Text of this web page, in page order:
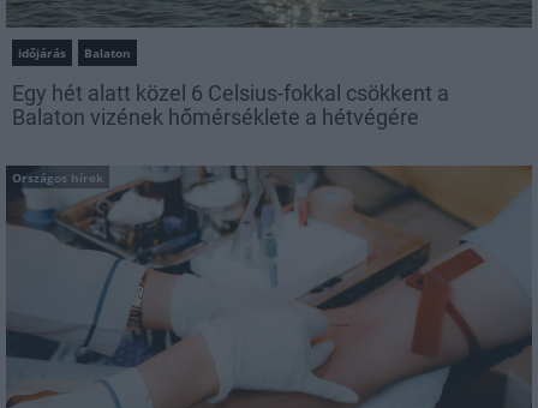
időjárás Balaton
Egy hét alatt közel 6 Celsius-fokkal csökkent a
Balaton vizének hőmérséklete a hétvégére
Országos hírek